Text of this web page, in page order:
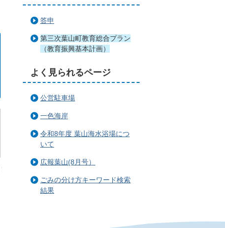
答申
第三次葉山町教育総合プラン
（教育振興基本計画）
よく見られるページ
公営駐車場
一色海岸
令和8年度 葉山海水浴場につ
いて
広報葉山(8月号）
ごみの分け方キーワード検索
結果